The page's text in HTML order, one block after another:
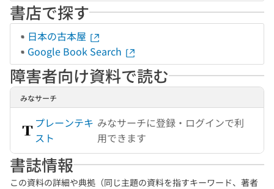
書店で探す
日本の古本屋
Google Book Search
障害者向け資料で読む
みなサーチ
プレーンテキ
スト
みなサーチに登録・ログインで利
用できます
書誌情報
この資料の詳細や典拠（同じ主題の資料を指すキーワード、著者